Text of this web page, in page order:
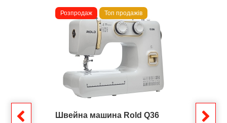
Розпродаж Топ продажів
Швейна машина Rold Q36